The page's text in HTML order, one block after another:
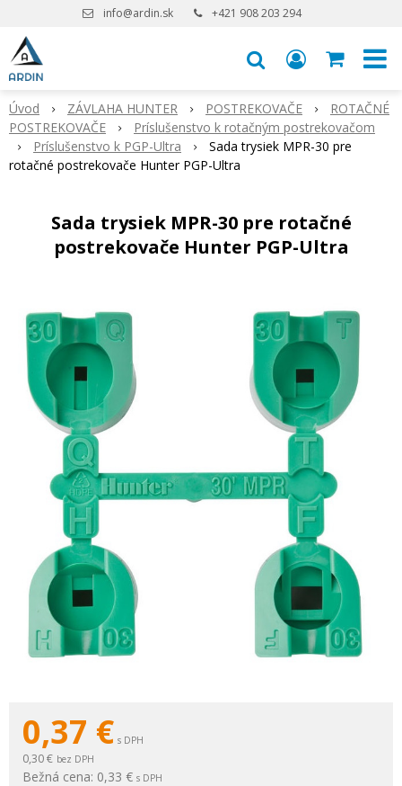
info@ardin.sk +421 908 203 294
Úvod ZÁVLAHA HUNTER POSTREKOVAČE
ROTAČNÉ
POSTREKOVAČE
Príslušenstvo k rotačným postrekovačom
Príslušenstvo k PGP-Ultra
Sada trysiek MPR-30 pre
rotačné postrekovače Hunter PGP-Ultra
Sada trysiek MPR-30 pre rotačné
postrekovače Hunter PGP-Ultra
0,37 € s DPH
0,30 € bez DPH
Bežná cena: 0,33 € s DPH